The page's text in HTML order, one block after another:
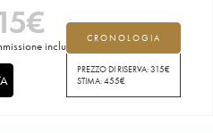
€
inclusa
CRONOLOGIA
PREZZO DI RISERVA:315€
STIMA:455€